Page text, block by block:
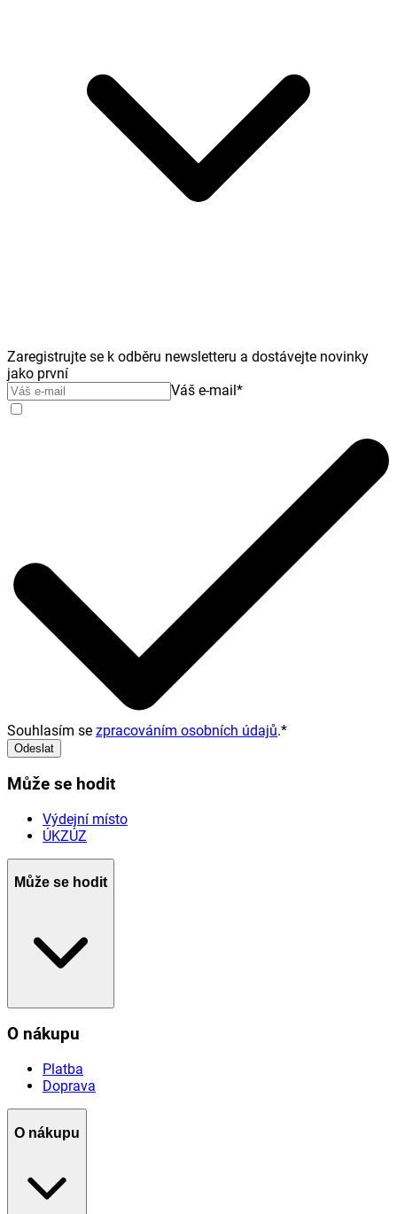
Zaregistrujte se k odběru newsletteru a dostávejte novinky
jako první
Váš e-mail*
Souhlasím se zpracováním osobních údajů.*
Odeslat
Může se hodit
Výdejní místo
ÚKZÚZ
Může se hodit
O nákupu
Platba
Doprava
O nákupu